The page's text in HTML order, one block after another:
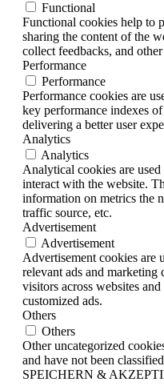
Functional
Functional cookies help to
sharing the content of the
collect feedbacks, and
Performance
Performance
Performance cookies are
key performance indexes
delivering a better user
Analytics
Analytics
Analytical cookies are
interact with the website.
information on metrics the
traffic source, etc.
Advertisement
Advertisement
Advertisement cookies are
relevant ads and marketing
visitors across websites
customized ads.
Others
Others
Other uncategorized
and have not been
SPEICHERN &